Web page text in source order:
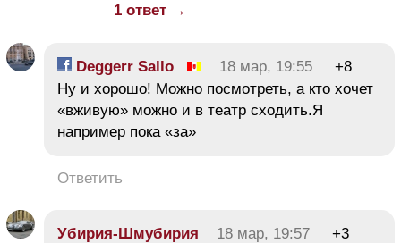
1 ответ →
Deggerr Sallo 18 мар, 19:55
+8
Ну и хорошо! Можно посмотреть, а кто хочет
«вживую» можно и в театр сходить.Я
например пока «за»
Ответить
Убирия-Шмубирия 18 мар, 19:57
+3